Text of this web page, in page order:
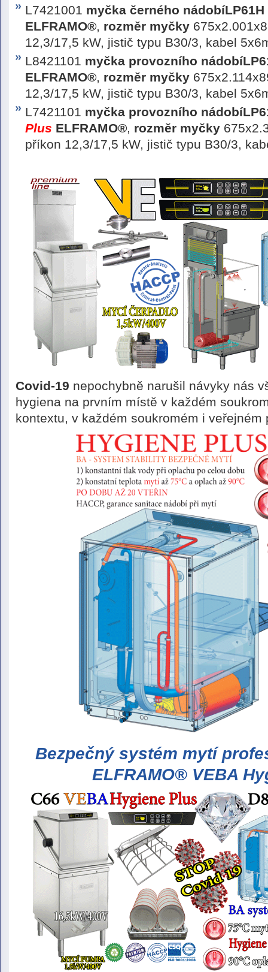
L7421001 myčka černého nádobíLP61H
ELFRAMO®, rozměr myčky
12,3/17,5 kW, jistič typu B30/3, kabel
L8421101 myčka provozního nádobí
ELFRAMO®, rozměr myčky
12,3/17,5 kW, jistič typu B30/3, kabel
L7421101 myčka provozního nádobí
Plus ELFRAMO®, rozměr myčky
příkon 12,3/17,5 kW, jistič typu B30/3,
Covid-19 nepochybně narušil návyky nás
hygiena na prvním místě v každém
kontextu, v každém soukromém i veřejném
Bezpečný systém mytí
ELFRAMO® VEBA